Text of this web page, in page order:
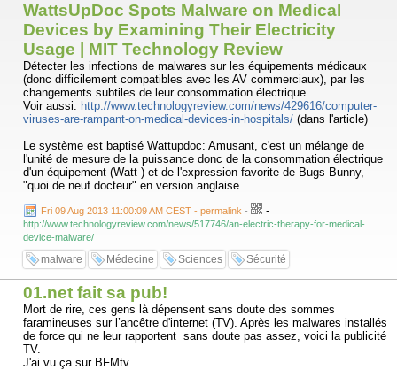
WattsUpDoc Spots Malware on Medical
Devices by Examining Their Electricity
Usage | MIT Technology Review
Détecter les infections de malwares sur les équipements médicaux
(donc difficilement compatibles avec les AV commerciaux), par les
changements subtiles de leur consommation électrique.
Voir aussi: http://www.technologyreview.com/news/429616/computer-
viruses-are-rampant-on-medical-devices-in-hospitals/ (dans l'article)
Le système est baptisé Wattupdoc: Amusant, c'est un mélange de
l'unité de mesure de la puissance donc de la consommation électrique
d'un équipement (Watt ) et de l'expression favorite de Bugs Bunny,
"quoi de neuf docteur" en version anglaise.
Fri 09 Aug 2013 11:00:09 AM CEST - permalink - -
http://www.technologyreview.com/news/517746/an-electric-therapy-for-medical-
device-malware/
malware Médecine Sciences Sécurité
01.net fait sa pub!
Mort de rire, ces gens là dépensent sans doute des sommes
faramineuses sur l’ancêtre d'internet (TV). Après les malwares installés
de force qui ne leur rapportent sans doute pas assez, voici la publicité
TV.
J'ai vu ça sur BFMtv